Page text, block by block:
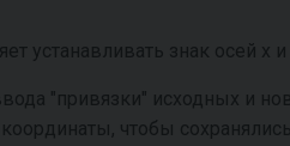
устанавливать знак осей x и
"привязки" исходных и
чтобы